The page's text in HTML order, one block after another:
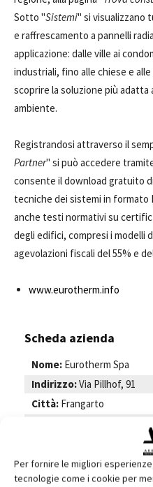
Per fornire le migliori
tecnologie come i cookie per
Sotto "Sistemi" si visualizzano
e raffrescamento a pannelli
applicazione: dalle ville ai
industriali, fino alle chiese e
scoprire la soluzione più
ambiente.
Registrandosi attraverso il
Partner" si può accedere
consente il download gratuito
tecniche dei sistemi in formato
anche testi normativi su
degli edifici, compresi i modelli
agevolazioni fiscali del 55% e
www.eurotherm.info
Scheda azienda
Nome: Eurotherm Spa
Indirizzo:Via Pillhof, 91
Città: Frangarto
Regione:Trentino-Alto
Telefono:0471 635500